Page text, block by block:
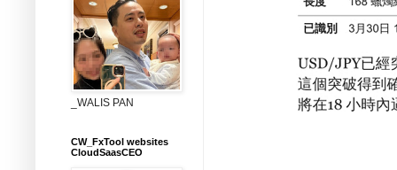
_WALIS PAN
CW_FxTool websites
CloudSaasCEO